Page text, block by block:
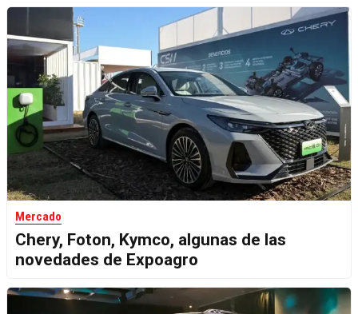
Mercado
Chery, Foton, Kymco, algunas de las
novedades de Expoagro